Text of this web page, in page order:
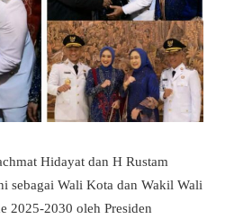
Hidayat dan H Rustam
sebagai Wali Kota dan Wakil Wali
2025-2030 oleh Presiden